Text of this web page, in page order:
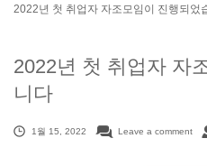
2022년 첫 취업자 자조모임이 진행되었
2022년 첫 취업자 자
니다
1월 15, 2022 Leave a comment